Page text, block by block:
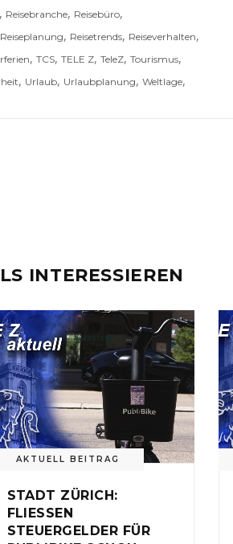
, Reisebranche, Reisebüro,
Reiseplanung, Reisetrends, Reiseverhalten,
, TCS, TELE Z, TeleZ, Tourismus,
, Urlaub, Urlaubplanung, Weltlage,
INTERESSIEREN
AKTUELL BEITRAG
STADT ZÜRICH:
FLIESSEN
STEUERGELDER FÜR